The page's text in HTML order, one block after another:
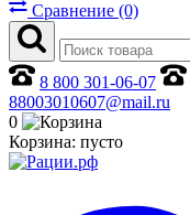
Сравнение (0)
8 800 301-06-07
88003010607@mail.ru
0
Корзина: пусто